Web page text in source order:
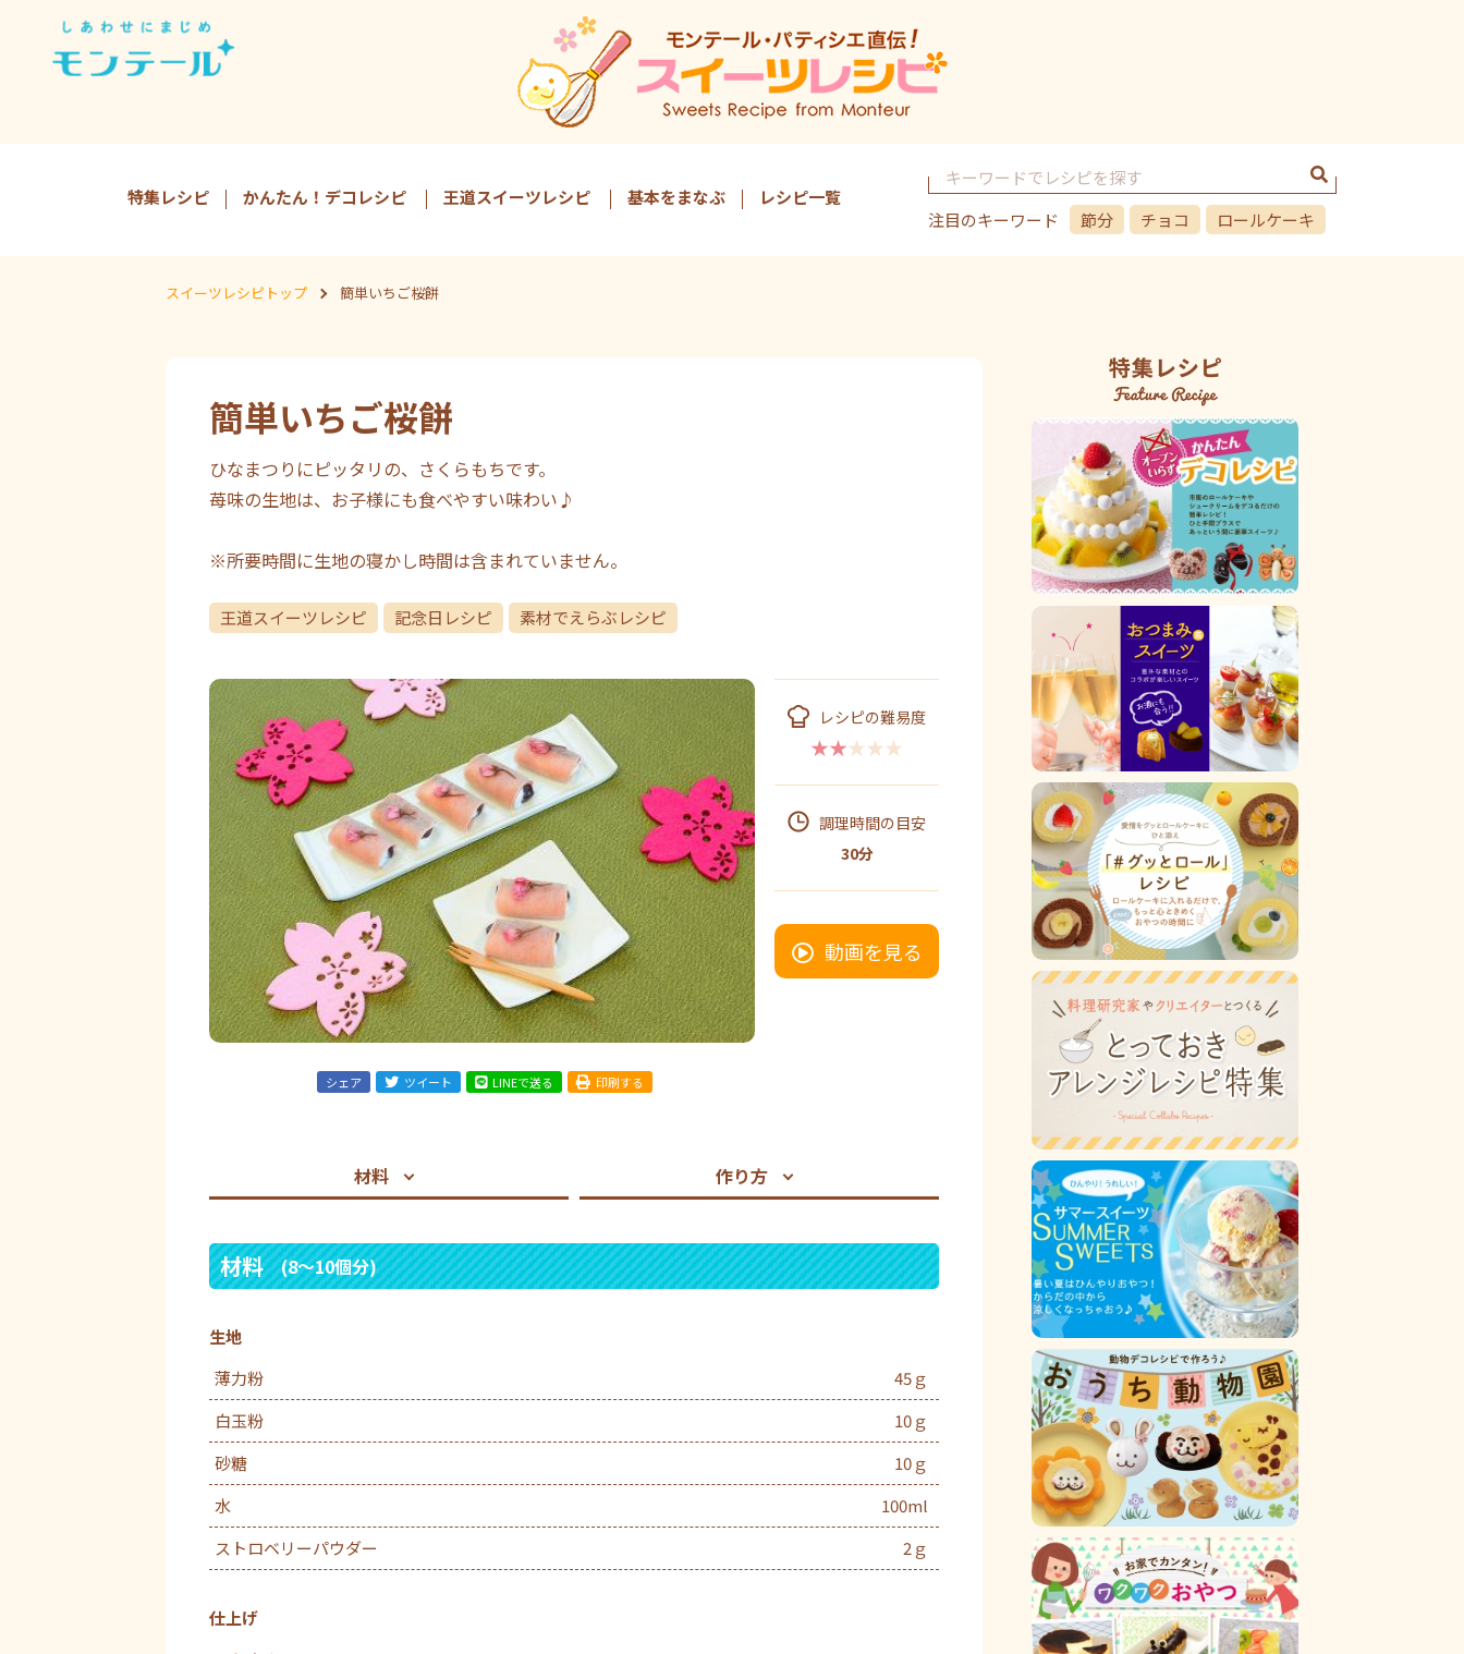
注目のキーワード 節分 チョコ ロールケーキ
特集レシピ かんたん！デコレシピ 王道スイーツレシピ 基本をまなぶ レシピ一覧
スイーツレシピトップ 簡単いちご桜餅
簡単いちご桜餅
ひなまつりにピッタリの、さくらもちです。
苺味の生地は、お子様にも食べやすい味わい♪
※所要時間に生地の寝かし時間は含まれていません。
王道スイーツレシピ 記念日レシピ 素材でえらぶレシピ
シェア ツイート LINEで送る 印刷する
レシピの難易度
★★★★★
調理時間の目安
30分
動画を見る
材料 作り方
材料 (8～10個分)
生地
薄力粉
45ｇ
白玉粉
10ｇ
砂糖
10ｇ
水
100ml
ストロベリーパウダー
2ｇ
仕上げ